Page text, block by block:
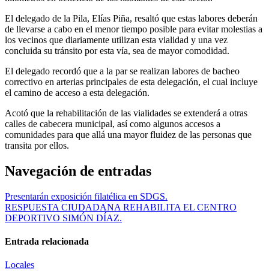
El delegado de la Pila, Elías Piña, resaltó que estas labores deberán
de llevarse a cabo en el menor tiempo posible para evitar molestias a
los vecinos que diariamente utilizan esta vialidad y una vez
concluida su tránsito por esta vía, sea de mayor comodidad.
El delegado recordó que a la par se realizan labores de bacheo
correctivo en arterias principales de esta delegación, el cual incluye
el camino de acceso a esta delegación.
Acotó que la rehabilitación de las vialidades se extenderá a otras
calles de cabecera municipal, así como algunos accesos a
comunidades para que allá una mayor fluidez de las personas que
transita por ellos.
Navegación de entradas
Presentarán exposición filatélica en SDGS.
RESPUESTA CIUDADANA REHABILITA EL CENTRO
DEPORTIVO SIMÓN DÍAZ.
Entrada relacionada
Locales